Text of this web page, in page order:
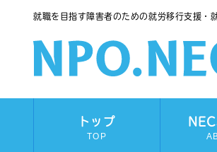
就職を目指す障害者のための就労移行支援・
トップ
TOP